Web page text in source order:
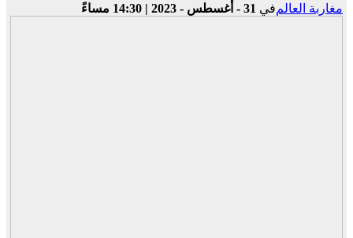
مغاربة العالمفي 31 - أغسطس - 2023 | 14:30 مساءً